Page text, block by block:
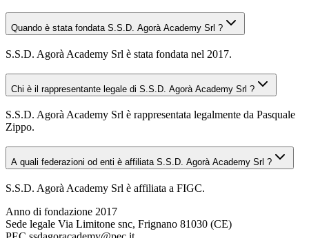
Quando è stata fondata S.S.D. Agorà Academy Srl ?
S.S.D. Agorà Academy Srl è stata fondata nel 2017.
Chi è il rappresentante legale di S.S.D. Agorà Academy Srl ?
S.S.D. Agorà Academy Srl è rappresentata legalmente da Pasquale
Zippo.
A quali federazioni od enti è affiliata S.S.D. Agorà Academy Srl ?
S.S.D. Agorà Academy Srl è affiliata a FIGC.
Anno di fondazione 2017
Sede legale Via Limitone snc, Frignano 81030 (CE)